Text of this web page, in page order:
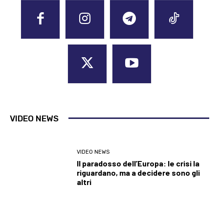
VIDEO NEWS
VIDEO NEWS
Il paradosso dell’Europa: le crisi la
riguardano, ma a decidere sono gli
altri